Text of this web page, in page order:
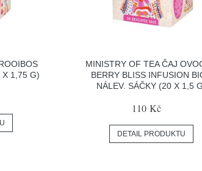
X 1,75 G)
MINISTRY OF TEA ČAJ
BERRY BLISS INFUSION
NÁLEV. SÁČKY (20 X 1,5
110 Kč
DETAIL PRODUKTU